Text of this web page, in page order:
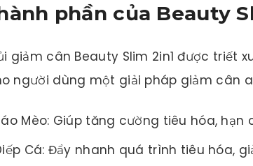
phần của Beauty
giảm cân Beauty Slim 2in1 được triết
người dùng một giải pháp giảm cân
Mèo: Giúp tăng cường tiêu hóa,
Cá: Đẩy nhanh quá trình tiêu hóa,